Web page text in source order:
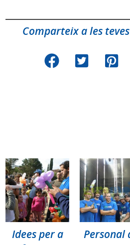
Comparteix a les
Idees per a
Personal